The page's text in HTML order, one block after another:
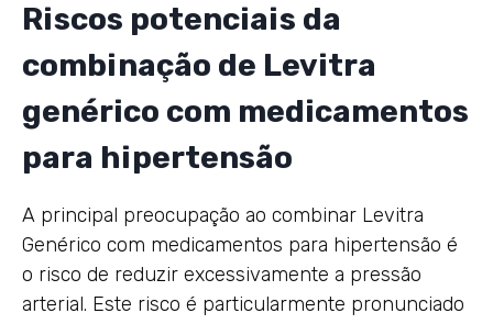
Riscos potenciais da
combinação de Levitra
genérico com medicamentos
para hipertensão
A principal preocupação ao combinar Levitra
Genérico com medicamentos para hipertensão é
o risco de reduzir excessivamente a pressão
arterial. Este risco é particularmente pronunciado